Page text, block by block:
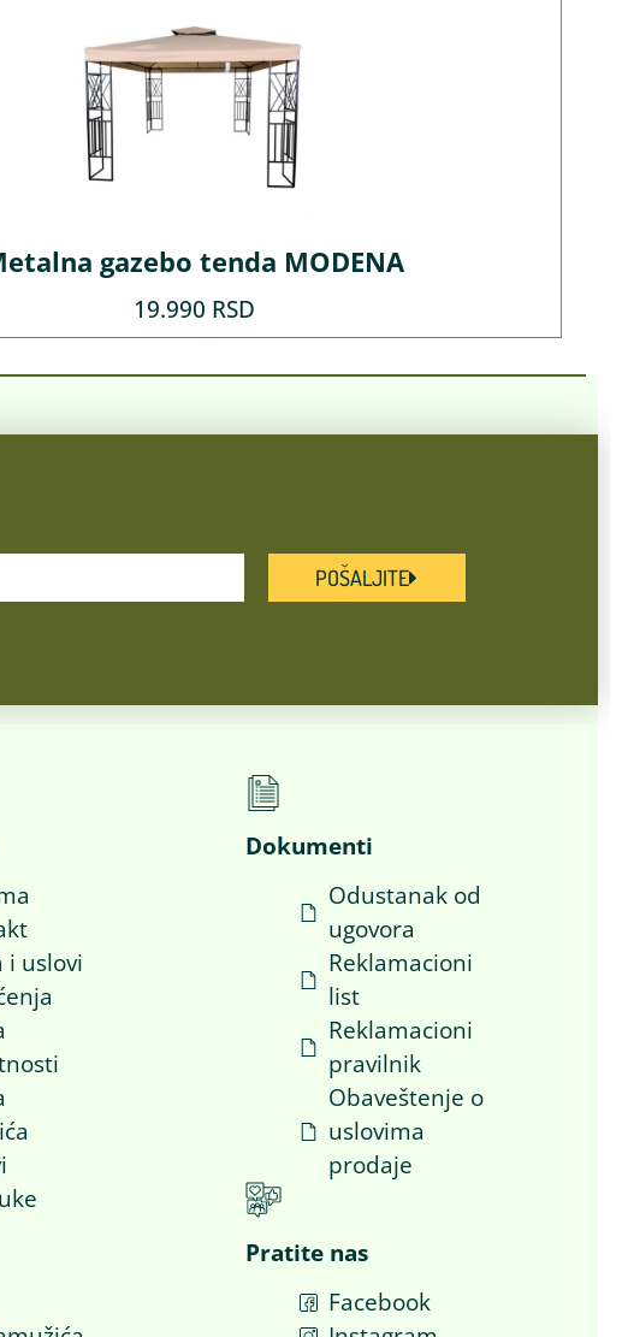
gazebo tenda MODENA
19.990 RSD
POŠALJITE
i uslovi
Dokumenti
Odustanak od
ugovora
Reklamacioni
list
Reklamacioni
pravilnik
Obaveštenje o
uslovima
prodaje
Pratite nas
Facebook